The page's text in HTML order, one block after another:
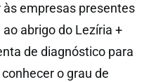
às empresas presentes
abrigo do Lezíria +
de diagnóstico para
o grau de